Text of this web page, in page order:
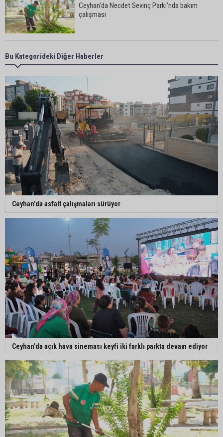
Ceyhan’da Necdet Sevinç Parkı’nda bakım
çalışması
Orhan Bayram’dan AK Parti’ye Yüreğir çıkışı:
“Bizim belediye meclis üyelerimize ne yaptınız?
Sarıçam’da su ürünlerine yönelik denetimler
sürüyor
Ceyhan’da yangına giden itfaiye aracı devrildi: 3
kişi yaralandı
Çukurova Belediye Başkanı Emrah Kozay
Belediye binasına girmek isteyen servisçilere
biber gazlı müdahale
Adana’da taziye evinde silah çeken kişi gözaltına
alındı
Bu Kategorideki Diğer Haberler
Ceyhan’da asfalt çalışmaları sürüyor
Ceyhan’da açık hava sineması keyfi iki farklı parkta devam ediyor